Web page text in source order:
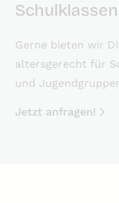
Schulklassen
Gerne bieten wir
altersgerecht für
und
Jetzt anfragen!